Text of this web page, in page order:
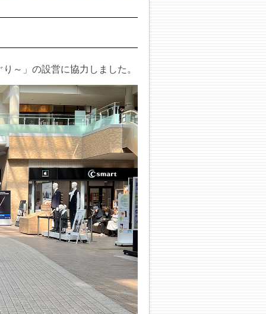
～」の設営に協力しました。